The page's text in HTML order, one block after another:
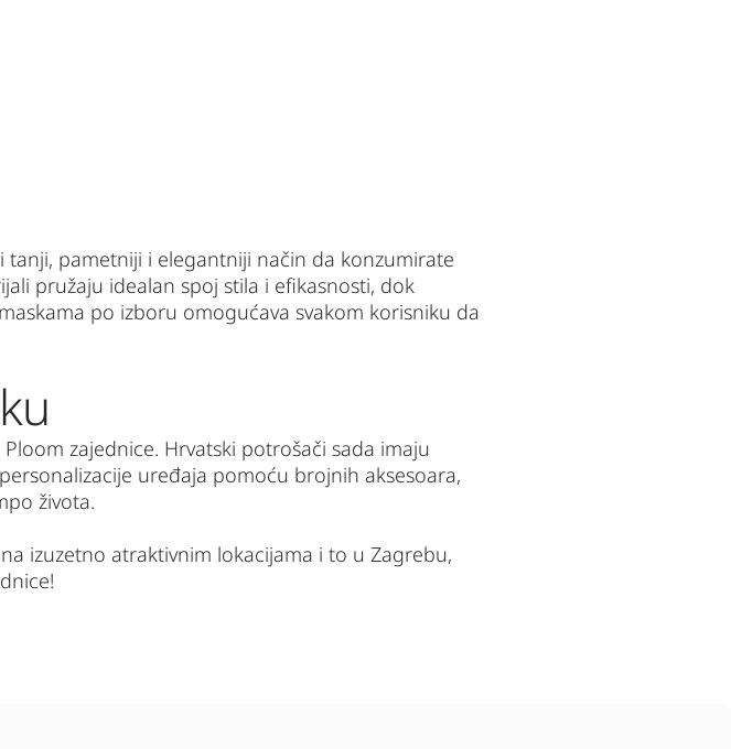
pametniji i elegantniji način da konzumirate
pružaju idealan spoj stila i efikasnosti, dok
po izboru omogućava svakom korisniku da
zajednice. Hrvatski potrošači sada imaju
uređaja pomoću brojnih aksesoara,
života.
izuzetno atraktivnim lokacijama i to u Zagrebu,